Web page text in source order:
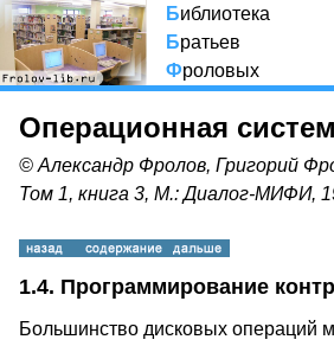
Библиотека
Братьев
Фроловых
Операционная
© Александр Фролов, Григорий
Том 1, книга 3, М.: Диалог-МИФИ,
1.4. Программирование
Большинство дисковых операций